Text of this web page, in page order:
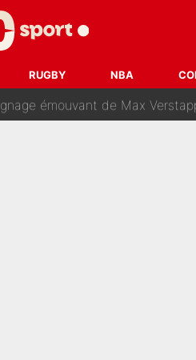
RUGBY NBA
de l'OM : Frank McCourt va
face à Majorque : Luis
émouvant de Max